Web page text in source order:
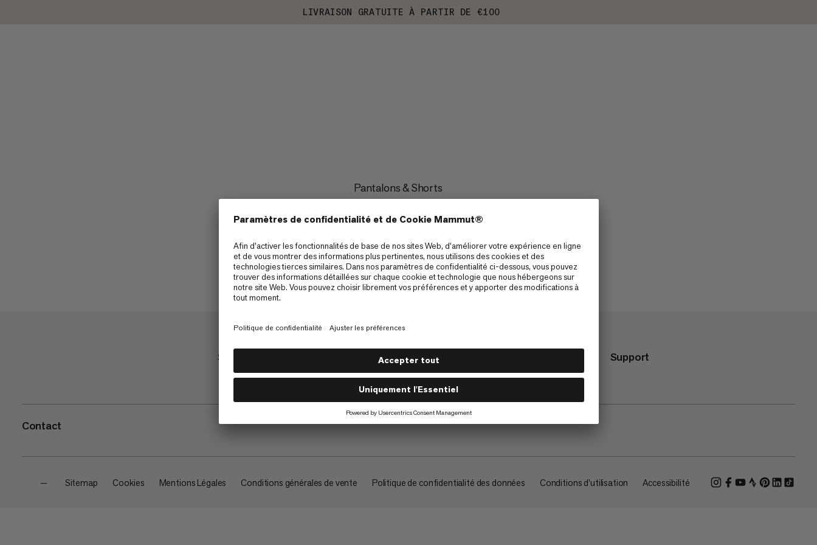
LIVRAISON GRATUITE À PARTIR DE €100
Pantalons & Shorts
Shop À propos Support
Contact
— Sitemap Cookies Mentions Légales Conditions générales de vente Politique de confidentialité des données Conditions d'utilisation Accessibilité